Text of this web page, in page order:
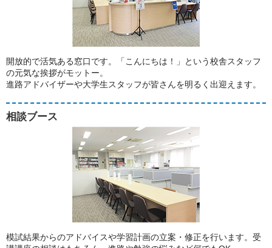
開放的で活気ある窓口です。「こんにちは！」という校舎スタッフ
の元気な挨拶がモットー。
進路アドバイザーや大学生スタッフが皆さんを明るく出迎えます。
相談ブース
模試結果からのアドバイスや学習計画の立案・修正を行います。受